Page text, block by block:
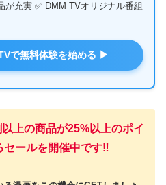
が充実 ✅ DMM TVオリジナル番組
で無料体験を始める ▶
上の商品が25%以上のポイ
セールを開催中です‼️